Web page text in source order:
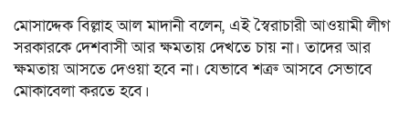
মোসাদ্দেক বিল্লাহ আল মাদানী বলেন, এই স্বৈরাচারী আওয়ামী লীগ
সরকারকে দেশবাসী আর ক্ষমতায় দেখতে চায় না। তাদের আর
ক্ষমতায় আসতে দেওয়া হবে না। যেভাবে শত্রু আসবে সেভাবে
মোকাবেলা করতে হবে।